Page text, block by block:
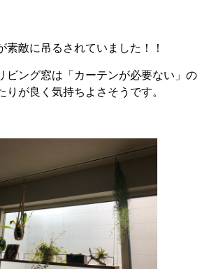
素敵に吊るされていました！！
ビング窓は「カーテンが必要ない」の
りが良く気持ちよさそうです。